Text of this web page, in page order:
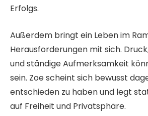
Erfolgs.
Außerdem bringt ein Leben im
Herausforderungen mit sich.
und ständige Aufmerksamkeit
sein. Zoe scheint sich bewusst
entschieden zu haben und legt
auf Freiheit und Privatsphäre.